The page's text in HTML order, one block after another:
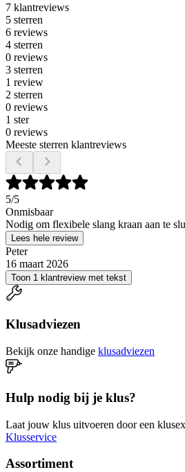
7 klantreviews
5 sterren
6 reviews
4 sterren
0 reviews
3 sterren
1 review
2 sterren
0 reviews
1 ster
0 reviews
Meeste sterren klantreviews
5/5
Onmisbaar
Nodig om flexibele slang kraan aan te
Lees hele review
Peter
16 maart 2026
Toon 1 klantreview met tekst
Klusadviezen
Bekijk onze handige klusadviezen
Hulp nodig bij je klus?
Laat jouw klus uitvoeren door een
Klusservice
Assortiment